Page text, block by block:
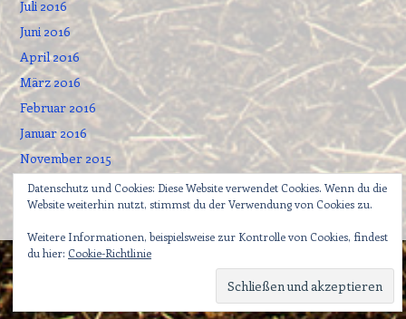
Juli 2016
Juni 2016
April 2016
März 2016
Februar 2016
Januar 2016
November 2015
September 2015
Datenschutz und Cookies: Diese Website verwendet Cookies. Wenn du die
Website weiterhin nutzt, stimmst du der Verwendung von Cookies zu.
Weitere Informationen, beispielsweise zur Kontrolle von Cookies, findest
du hier: Cookie-Richtlinie